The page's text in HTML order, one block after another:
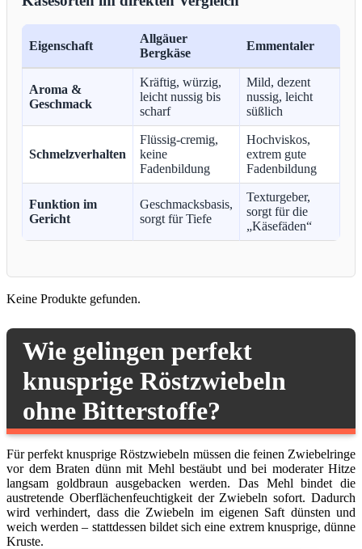
Eigenschaft
Allgäuer
Bergkäse
Emmentaler
Aroma &
Geschmack
Kräftig, würzig,
leicht nussig bis
scharf
Mild, dezent
nussig, leicht
süßlich
Schmelzverhalten
Flüssig-cremig,
keine
Fadenbildung
Hochviskos,
extrem gute
Fadenbildung
Funktion im
Gericht
Geschmacksbasis,
sorgt für Tiefe
Texturgeber,
sorgt für die
„Käsefäden“
Keine Produkte gefunden.
Wie gelingen perfekt
knusprige Röstzwiebeln
ohne Bitterstoffe?
Für perfekt knusprige Röstzwiebeln müssen die feinen Zwiebelringe
vor dem Braten dünn mit Mehl bestäubt und bei moderater Hitze
langsam goldbraun ausgebacken werden. Das Mehl bindet die
austretende Oberflächenfeuchtigkeit der Zwiebeln sofort. Dadurch
wird verhindert, dass die Zwiebeln im eigenen Saft dünsten und
weich werden – stattdessen bildet sich eine extrem knusprige, dünne
Kruste.